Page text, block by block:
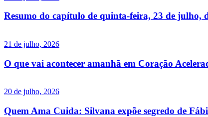
Resumo do capítulo de quinta-feira, 23 de julho,
21 de julho, 2026
O que vai acontecer amanhã em Coração
20 de julho, 2026
Quem Ama Cuida: Silvana expõe segredo de